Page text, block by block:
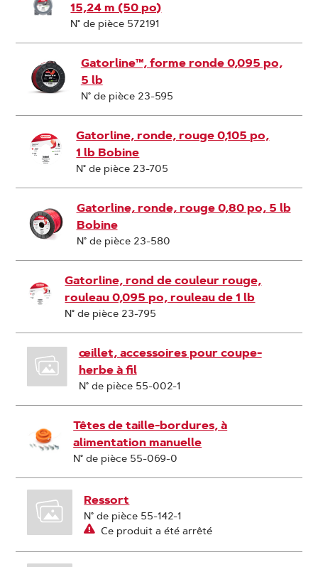
15,24 m (50 po)
N° de pièce 572191
Gatorline™, forme ronde 0,095 po,
5 lb
N° de pièce 23-595
Gatorline, ronde, rouge 0,105 po,
1 lb Bobine
N° de pièce 23-705
Gatorline, ronde, rouge 0,80 po, 5 lb
Bobine
N° de pièce 23-580
Gatorline, rond de couleur rouge,
rouleau 0,095 po, rouleau de 1 lb
N° de pièce 23-795
œillet, accessoires pour coupe-
herbe à fil
N° de pièce 55-002-1
Têtes de taille-bordures, à
alimentation manuelle
N° de pièce 55-069-0
Ressort
N° de pièce 55-142-1
Ce produit a été arrêté